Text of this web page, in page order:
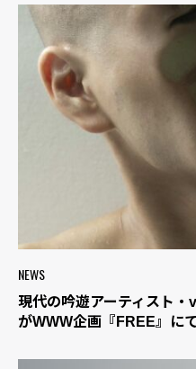
NEWS
現代の吟遊アーティスト
がWWW企画『FREE』に